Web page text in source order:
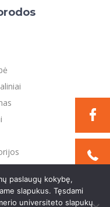
paslaugų kokybę,
slapukus. Tęsdami
universiteto slapukų